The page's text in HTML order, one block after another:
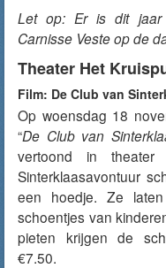
Let op: Er is dit jaar
Carnisse Veste op de
Theater Het
Film: De Club van
Op woensdag 18
“De Club van
vertoond in
Sinterklaasavontuur
een hoedje. Ze
schoentjes van
pieten krijgen de
€7.50.